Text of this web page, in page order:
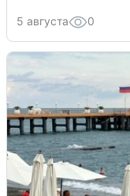
5 августа 0